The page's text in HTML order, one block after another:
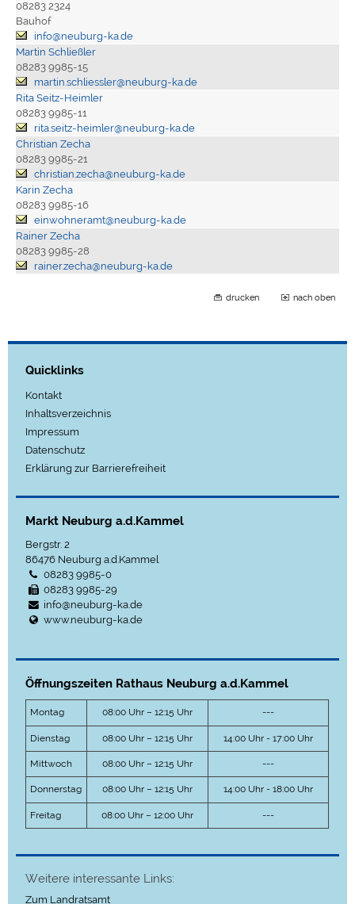
08283 2324
Bauhof
info@neuburg-ka.de
Martin Schließler
08283 9985-15
martin.schliessler@neuburg-ka.de
Rita Seitz-Heimler
08283 9985-11
rita.seitz-heimler@neuburg-ka.de
Christian Zecha
08283 9985-21
christian.zecha@neuburg-ka.de
Karin Zecha
08283 9985-16
einwohneramt@neuburg-ka.de
Rainer Zecha
08283 9985-28
rainer.zecha@neuburg-ka.de
drucken nach oben
Quicklinks
Kontakt
Inhaltsverzeichnis
Impressum
Datenschutz
Erklärung zur Barrierefreiheit
Markt Neuburg a.d.Kammel
Bergstr. 2
86476 Neuburg a.d.Kammel
08283 9985-0
08283 9985-29
info@neuburg-ka.de
www.neuburg-ka.de
Öffnungszeiten Rathaus Neuburg a.d.Kammel
Montag 08:00 Uhr – 12:15 Uhr ---
Dienstag 08:00 Uhr – 12:15 Uhr 14:00 Uhr - 17:00 Uhr
Mittwoch 08:00 Uhr – 12:15 Uhr ---
Donnerstag 08:00 Uhr – 12:15 Uhr 14:00 Uhr - 18:00 Uhr
Freitag 08:00 Uhr – 12:00 Uhr ---
Weitere interessante Links:
Zum Landratsamt